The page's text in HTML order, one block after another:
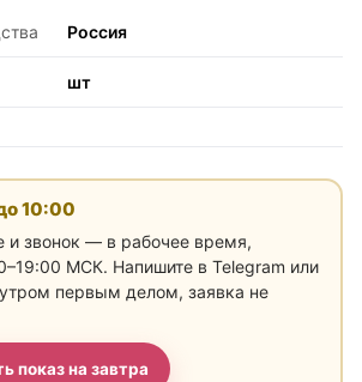
Россия
шт
10:00
и звонок — в рабочее время,
МСК. Напишите в Telegram или
первым делом, заявка не
показ на завтра